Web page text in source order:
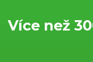
Více než